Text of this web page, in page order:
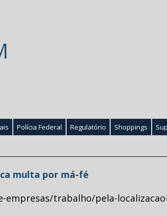
Polícia Federal Regulatório Shoppings
multa por má-fé
trabalho/pela-